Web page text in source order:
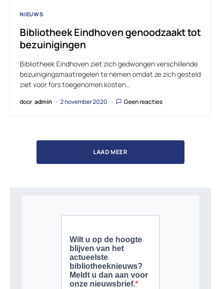
NIEUWS
Bibliotheek Eindhoven genoodzaakt tot
bezuinigingen
Bibliotheek Eindhoven ziet zich gedwongen verschillende
bezuinigingsmaatregelen te nemen omdat ze zich gesteld
ziet voor fors toegenomen kosten…
door admin 2 november 2020 Geen reacties
LAAD MEER